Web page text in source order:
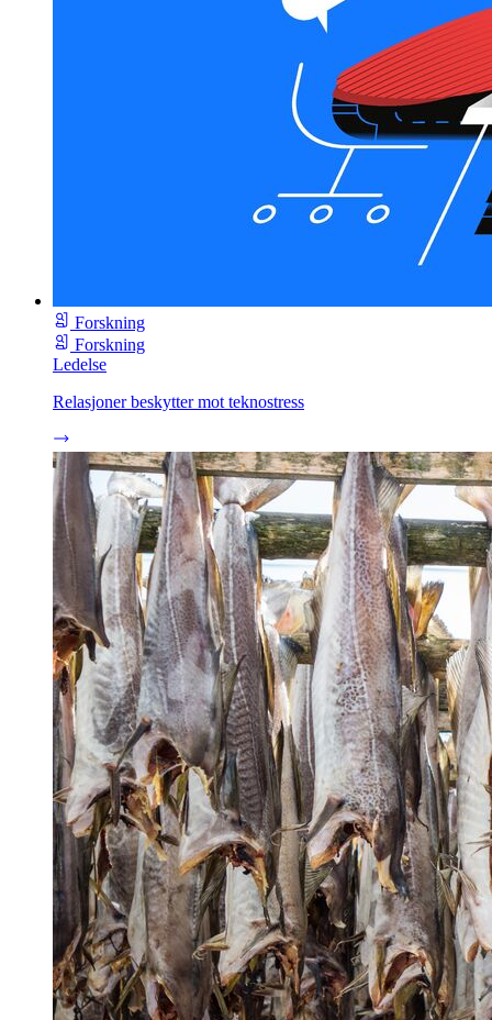
Forskning
Forskning
Ledelse
Relasjoner beskytter mot teknostress